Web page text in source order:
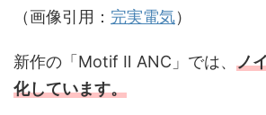
（画像引用： 完実電気）
新作の「Motif Ⅱ ANC」では、 ノ
化しています。